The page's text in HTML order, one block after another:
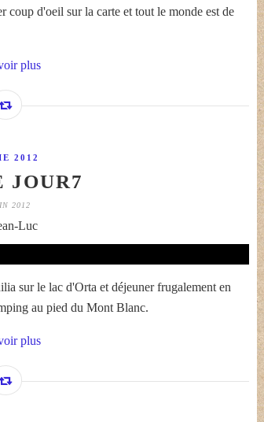
d'oeil sur la carte et tout le monde est de
plus
2012
2012
Luc
sur le lac d'Orta et déjeuner frugalement en
au pied du Mont Blanc.
plus